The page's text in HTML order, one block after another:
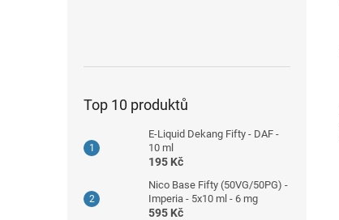
Top 10 produktů
E-Liquid Dekang Fifty - DAF -
10 ml
195 Kč
Nico Base Fifty (50VG/50PG) -
Imperia - 5x10 ml - 6 mg
595 Kč